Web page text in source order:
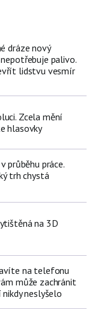
dráze nový
palivo.
lidstvu vesmír
Zcela mění
hlasovky
průběhu práce.
trh chystá
na 3D
na telefonu
může zachránit
neslyšelo